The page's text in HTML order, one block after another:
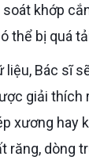
khớp
thể bị quá
giải thích
xương hay
răng, dòng